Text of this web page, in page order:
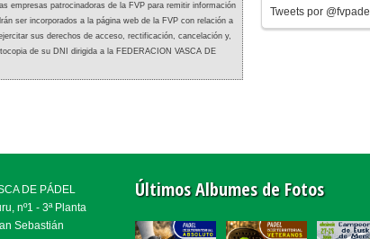
empresas patrocinadoras de la FVP para remitir información
ser incorporados a la página web de la FVP con relación a
sus derechos de acceso, rectificación, cancelación y,
de su DNI dirigida a la FEDERACION VASCA DE
Tweets por @fvpadel
DE PÁDEL
nº1 - 3ª Planta
Sebastián
Últimos Albumes de Fotos